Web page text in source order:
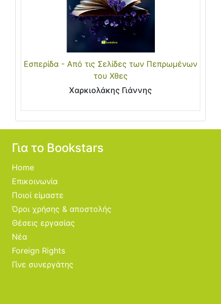
Εσπερίδα - Από τις Σελίδες των Πεπρωμένων
του Χθες
Χαρκιολάκης Γιάννης
Για το Bookstars
Home
Επικοινωνία
Ποιοί είμαστε
Όροι χρήσης & αποστολής
Θέσεις εργασίας
Νέα
Foreign Rights
Γίνε συνεργάτης